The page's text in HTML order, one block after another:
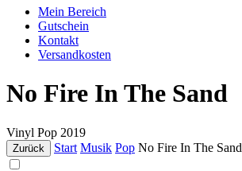
Mein Bereich
Gutschein
Kontakt
Versandkosten
No Fire In The Sand
Vinyl Pop 2019
Zurück Start Musik Pop No Fire In The Sand